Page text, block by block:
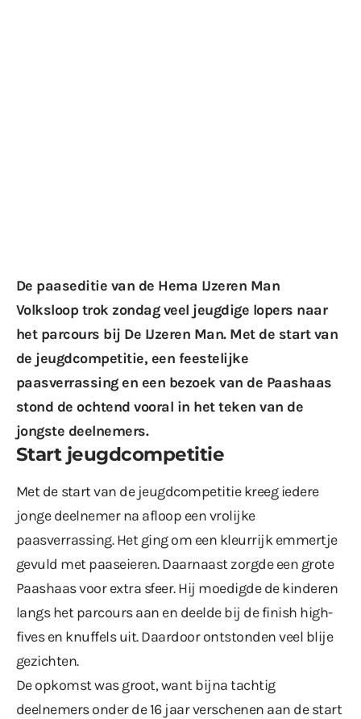
De paaseditie van de Hema IJzeren Man
Volksloop trok zondag veel jeugdige lopers naar
het parcours bij De IJzeren Man. Met de start van
de jeugdcompetitie, een feestelijke
paasverrassing en een bezoek van de Paashaas
stond de ochtend vooral in het teken van de
jongste deelnemers.
Start jeugdcompetitie
Met de start van de jeugdcompetitiekreeg iedere
jonge deelnemer na afloop een vrolijke
paasverrassing. Het ging om een kleurrijk emmertje
gevuld met paaseieren. Daarnaast zorgde een grote
Paashaas voor extra sfeer. Hij moedigde de kinderen
langs het parcours aan en deelde bij de finish high-
fives en knuffels uit. Daardoor ontstonden veel blije
gezichten.
De opkomst was groot, want bijna tachtig
deelnemers onder de 16 jaar verschenen aan de start